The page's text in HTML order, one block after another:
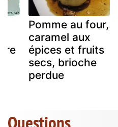
Pomme au four,
caramel aux
épices et fruits
secs, brioche
perdue